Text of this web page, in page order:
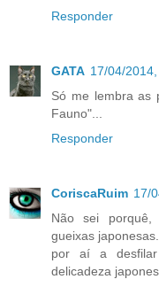
Responder
GATA 17/04/
Só me lembra as
Fauno"...
Responder
CoriscaRuim 17/
Não sei porquê,
gueixas
por aí a
delicadeza